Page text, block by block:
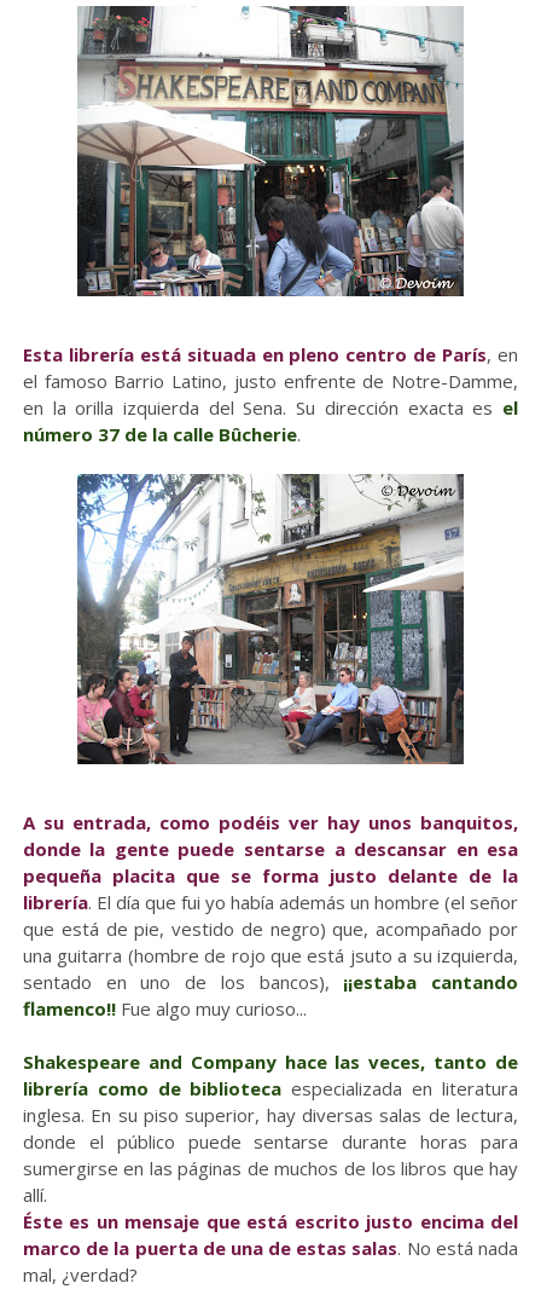
Esta librería está situada en pleno centro de París, en
el famoso Barrio Latino, justo enfrente de Notre-Damme,
en la orilla izquierda del Sena. Su dirección exacta es el
número 37 de la calle Bûcherie.
A su entrada, como podéis ver hay unos banquitos,
donde la gente puede sentarse a descansar en esa
pequeña placita que se forma justo delante de la
librería. El día que fui yo había además un hombre (el señor
que está de pie, vestido de negro) que, acompañado por
una guitarra (hombre de rojo que está jsuto a su izquierda,
sentado en uno de los bancos), ¡¡estaba cantando
flamenco!!Fue algo muy curioso...
Shakespeare and Company hace las veces, tanto de
librería como de biblioteca especializada en literatura
inglesa. En su piso superior, hay diversas salas de lectura,
donde el público puede sentarse durante horas para
sumergirse en las páginas de muchos de los libros que hay
allí.
Éste es un mensaje que está escrito justo encima del
marco de la puerta de una de estas salas. No está nada
mal, ¿verdad?